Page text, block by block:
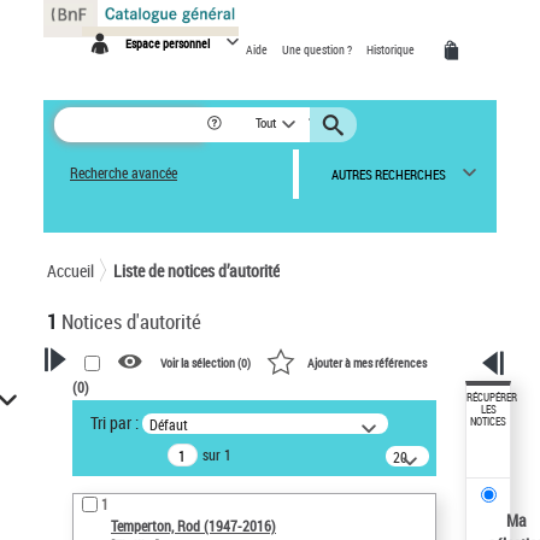
Espace personnel Aide Une question ? Historique
Tout
Recherche avancée AUTRES RECHERCHES
Accueil Liste de notices d’autorité
1 Notices d'autorité
VOTRE RECHERCHE
Recherche avancée dans les
notices d’autorité
Œuvres liées à l'auteur :
Temperton, Rod (1947-2016)
Voir la sélection (0) Ajouter à mes références
(0)
Tri par : Défaut
sur 1
20
résultats/page
1
Temperton, Rod (1947-2016)
RÉCUPÉRER
LES
NOTICES
Ma
Panneau de gestion des cookies